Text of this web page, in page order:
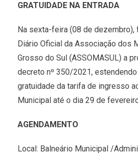
GRATUIDADE NA ENTRADA
Na sexta-feira (08 de dezembro),
Diário Oficial da Associação dos
Grosso do Sul (ASSOMASUL) a
decreto nº 350/2021,
gratuidade da tarifa de ingresso
Municipal até o dia 29 de
AGENDAMENTO
Local: Balneário Municipal /